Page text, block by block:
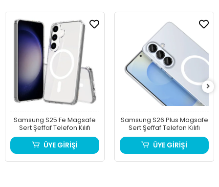
Samsung S25 Fe Magsafe
Sert Şeffaf Telefon Kılıfı
ÜYE GİRİŞİ
Samsung S26 Plus Magsafe
Sert Şeffaf Telefon Kılıfı
ÜYE GİRİŞİ